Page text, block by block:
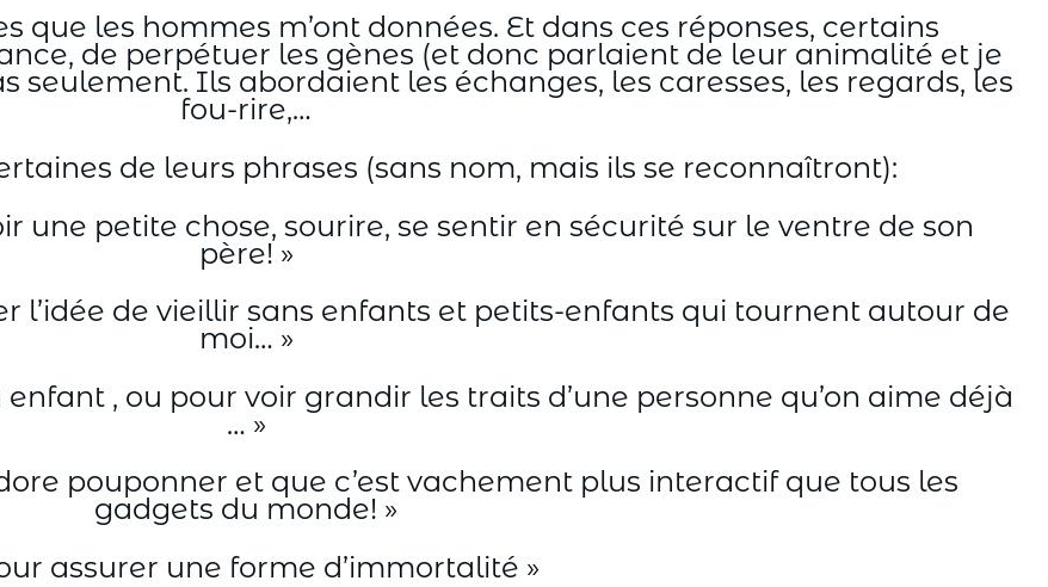
que les hommes m’ont données. Et dans ces réponses, certains
de perpétuer les gènes (et donc parlaient de leur animalité et je
seulement. Ils abordaient les échanges, les caresses, les regards, les
fou-rire,…
de leurs phrases (sans nom, mais ils se reconnaîtront):
une petite chose, sourire, se sentir en sécurité sur le ventre de son
père! »
l’idée de vieillir sans enfants et petits-enfants qui tournent autour de
moi… »
, ou pour voir grandir les traits d’une personne qu’on aime déjà
… »
pouponner et que c’est vachement plus interactif que tous les
gadgets du monde! »
assurer une forme d’immortalité »